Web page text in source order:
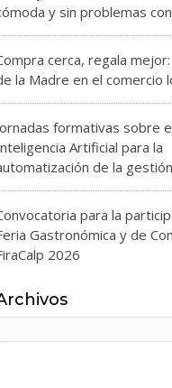
y sin problemas
cerca, regala
la Madre en el comercio
formativas sobre
Artificial para la
de la
para la
Gastronómica y de
2026